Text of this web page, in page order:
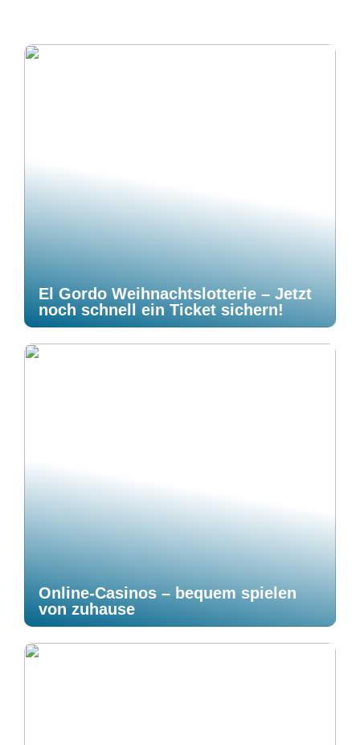
El Gordo Weihnachtslotterie – Jetzt
noch schnell ein Ticket sichern!
Online-Casinos – bequem spielen
von zuhause